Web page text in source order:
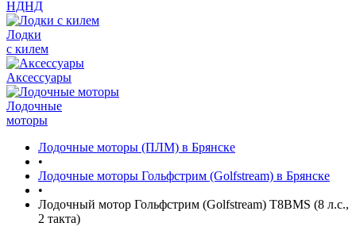
НДНД
Лодки
с килем
Аксессуары
Лодочные
моторы
Лодочные моторы (ПЛМ) в Брянске
•
Лодочные моторы Гольфстрим (Golfstream) в Брянске
•
Лодочный мотор Гольфстрим (Golfstream) Т8ВМS (8 л.с.,
2 такта)